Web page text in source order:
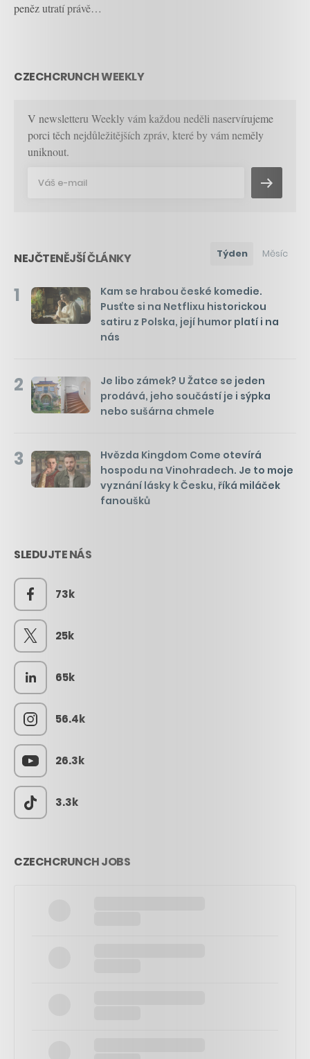
peněz utratí právě…
CZECHCRUNCH WEEKLY
V newsletteru Weekly vám každou neděli naservírujeme
porci těch nejdůležitějších zpráv, které by vám neměly
uniknout.
NEJČTENĚJŠÍ ČLÁNKY Týden Měsíc
1
Kam se hrabou české komedie.
Pusťte si na Netflixu historickou
satiru z Polska, její humor platí i na
nás
2
Je libo zámek? U Žatce se jeden
prodává, jeho součástí je i sýpka
nebo sušárna chmele
3
Hvězda Kingdom Come otevírá
hospodu na Vinohradech. Je to moje
vyznání lásky k Česku, říká miláček
fanoušků
SLEDUJTE NÁS
73k
25k
65k
56.4k
26.3k
3.3k
CZECHCRUNCH JOBS